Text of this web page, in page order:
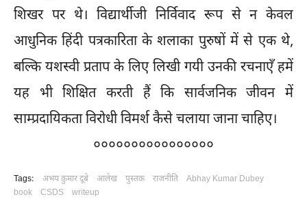
शिखर पर थे। विद्यार्थीजी निर्विवाद रूप से न केवल
आधुनिक हिंदी पत्रकारिता के शलाका पुरुषों में से एक थे,
बल्कि यशस्वी प्रताप के लिए लिखी गयी उनकी रचनाएँ हमें
यह भी शिक्षित करती हैं कि सार्वजनिक जीवन में
साम्प्रदायिकता विरोधी विमर्श कैसे चलाया जाना चाहिए।
००००००००००००००००
Tags: अभय कुमार दूबे आलेख पुस्तक राजनीति
Abhay Kumar Dubey
book
CSDS writeup